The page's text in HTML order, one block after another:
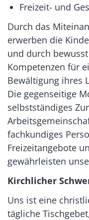
Freizeit- und
Durch das
erwerben die
und durch
Kompetenzen für
Bewältigung ihres
Die gegenseitige
selbstständiges
fachkundiges
Freizeitangebote
gewährleisten
Kirchlicher
Uns ist eine
tägliche